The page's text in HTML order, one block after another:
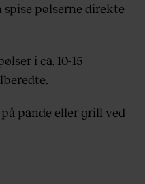
spise pølserne direkte
i ca. 10-15
pande eller grill ved